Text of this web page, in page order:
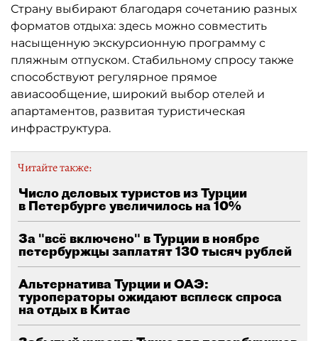
Страну выбирают благодаря сочетанию разных
форматов отдыха: здесь можно совместить
насыщенную экскурсионную программу с
пляжным отпуском. Стабильному спросу также
способствуют регулярное прямое
авиасообщение, широкий выбор отелей и
апартаментов, развитая туристическая
инфраструктура.
Читайте также:
Число деловых туристов из Турции
в Петербурге увеличилось на 10%
За "всё включено" в Турции в ноябре
петербуржцы заплатят 130 тысяч рублей
Альтернатива Турции и ОАЭ:
туроператоры ожидают всплеск спроса
на отдых в Китае